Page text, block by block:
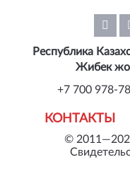
©
КОНТАКТЫ
Республика
Жибек
+7 700 978-